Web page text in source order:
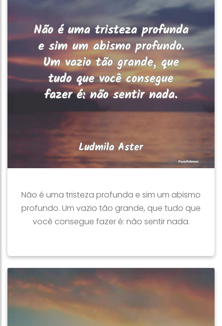
Não é uma tristeza profunda e sim um abismo
profundo. Um vazio tão grande, que tudo que
você consegue fazer é: não sentir nada.